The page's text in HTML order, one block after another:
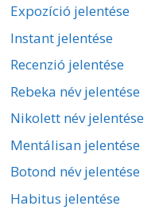
Expozíció jelentése
Instant jelentése
Recenzió jelentése
Rebeka név jelentése
Nikolett név jelentése
Mentálisan jelentése
Botond név jelentése
Habitus jelentése